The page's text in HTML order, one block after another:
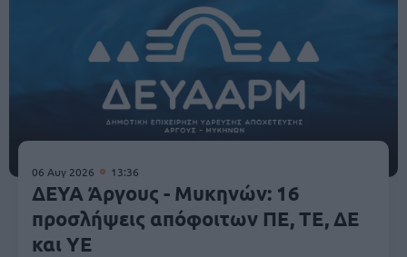
06 Αυγ 2026 13:36
ΔΕΥΑ Άργους - Μυκηνών: 16
προσλήψεις απόφοιτων ΠΕ, ΤΕ, ΔΕ
και ΥΕ